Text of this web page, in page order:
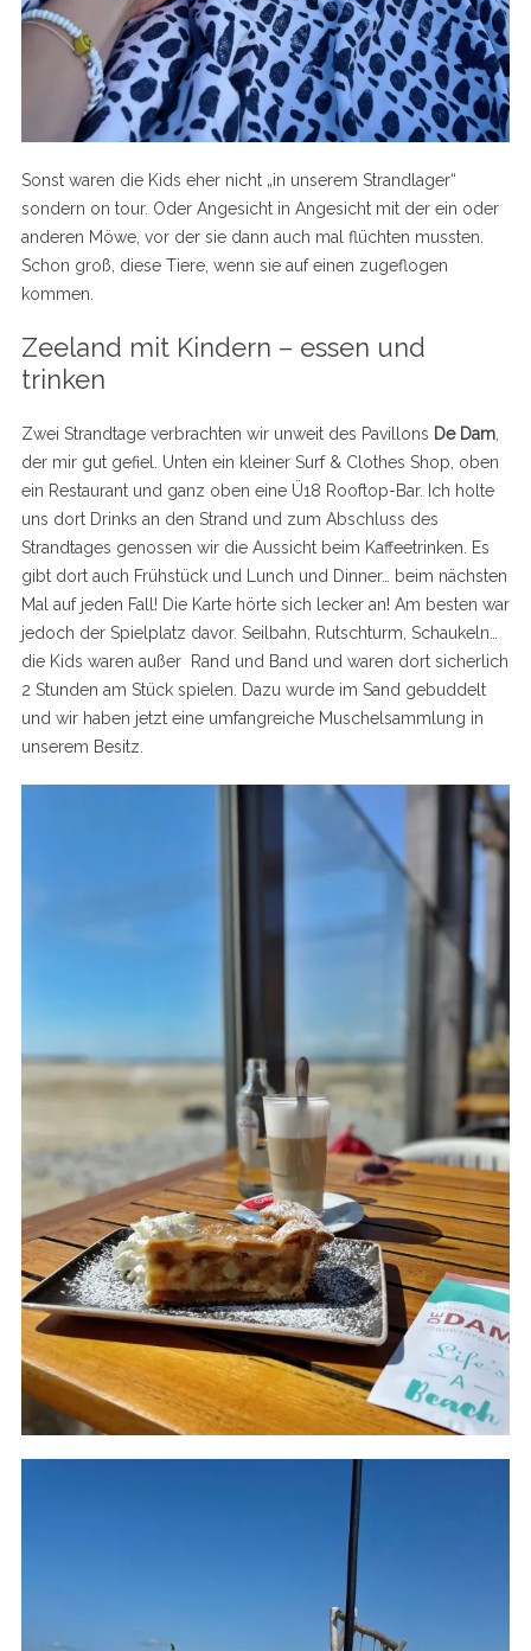
Sonst waren die Kids eher nicht „in unserem Strandlager“
sondern on tour. Oder Angesicht in Angesicht mit der ein oder
anderen Möwe, vor der sie dann auch mal flüchten mussten.
Schon groß, diese Tiere, wenn sie auf einen zugeflogen
kommen.
Zeeland mit Kindern – essen und
trinken
Zwei Strandtage verbrachten wir unweit des Pavillons De Dam,
der mir gut gefiel. Unten ein kleiner Surf & Clothes Shop, oben
ein Restaurant und ganz oben eine Ü18 Rooftop-Bar. Ich holte
uns dort Drinks an den Strand und zum Abschluss des
Strandtages genossen wir die Aussicht beim Kaffeetrinken. Es
gibt dort auch Frühstück und Lunch und Dinner… beim nächsten
Mal auf jeden Fall! Die Karte hörte sich lecker an! Am besten war
jedoch der Spielplatz davor. Seilbahn, Rutschturm, Schaukeln…
die Kids waren außer Rand und Band und waren dort sicherlich
2 Stunden am Stück spielen. Dazu wurde im Sand gebuddelt
und wir haben jetzt eine umfangreiche Muschelsammlung in
unserem Besitz.